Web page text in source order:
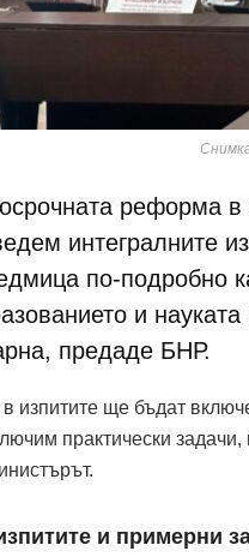
реформа
интегралните
по-подробно
и
предаде БНР.
ще бъдат
практически
и примерни